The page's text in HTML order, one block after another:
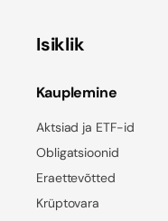
Isiklik
Kauplemine
Aktsiad ja ETF-id
Obligatsioonid
Eraettevõtted
Krüptovara